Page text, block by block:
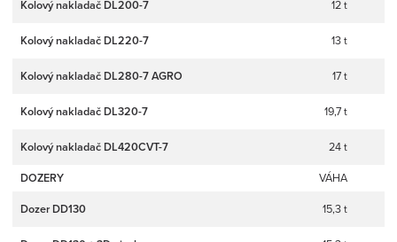
Kolový nakladač DL200-7 12 t
Kolový nakladač DL220-7 13 t
Kolový nakladač DL280-7 AGRO 17 t
Kolový nakladač DL320-7 19,7 t
Kolový nakladač DL420CVT-7 24 t
DOZERY VÁHA
Dozer DD130 15,3 t